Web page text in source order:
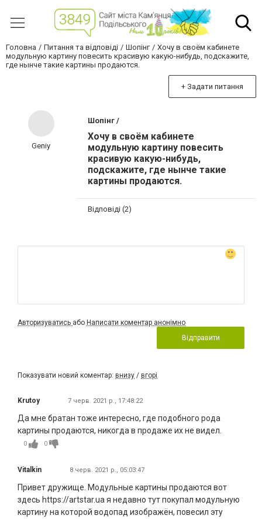
Головна Питання та відповіді Шопінг
Хочу в своём кабинете
модульную картину повесить красивую какую-нибудь, подскажите,
где нынче такие картины продаются.
+ Задати питання
Geniy
Шопінг /
Хочу в своём кабинете
модульную картину повесить
красивую какую-нибудь,
подскажите, где нынче такие
картины продаются.
Відповіді (2)
Авторизуватись або Написати коментар анонімно
Відправити
Показувати новий коментар: внизу / вгорі
Krutoy 7 черв. 2021 р., 17:48:22
Да мне братан тоже интересно, где подобного рода
картины продаются, никогда в продаже их не видел.
0 0
Vitalkin 8 черв. 2021 р., 05:03:47
Привет дружище. Модульные картины продаются вот
здесь https://artstar.ua я недавно тут покупал модульную
картину на которой водопад изображён, повесил эту